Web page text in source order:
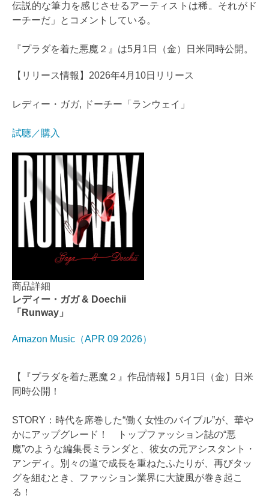
伝説的な筆力を感じさせるアーティストは稀。それがド
ーチーだ」とコメントしている。
『プラダを着た悪魔２』は5月1日（金）日米同時公開。
【リリース情報】2026年4月10日リリース
レディー・ガガ, ドーチー「ランウェイ」
試聴／購入
商品詳細
レディー・ガガ & Doechii
「Runway」
Amazon Music（APR 09 2026）
【『プラダを着た悪魔２』作品情報】5月1日（金）日米
同時公開！
STORY：時代を席巻した“働く女性のバイブル”が、華や
かにアップグレード！ トップファッション誌の“悪
魔”のような編集長ミランダと、彼女の元アシスタント・
アンディ。別々の道で成長を重ねたふたりが、再びタッ
グを組むとき、ファッション業界に大旋風が巻き起こ
る！